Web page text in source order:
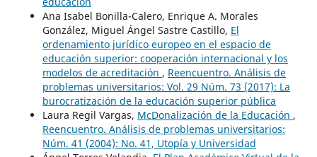
Ana Isabel Bonilla-Calero, Enrique A. Morales
González, Miguel Ángel Sastre Castillo, El
ordenamiento jurídico europeo en el espacio de
educación superior: cooperación internacional y los
modelos de acreditación , Reencuentro. Análisis de
problemas universitarios: Vol. 29 Núm. 73 (2017): La
burocratización de la educación superior pública
Laura Regil Vargas, McDonalización de la Educación ,
Reencuentro. Análisis de problemas universitarios:
Núm. 41 (2004): No. 41, Utopía y Universidad